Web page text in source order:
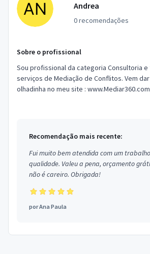
Andrea
0 recomendações
Sobre o profissional
Sou profissional da categoria Consultoria e
serviços de Mediação de Conflitos. Vem dar
olhadinha no meu site :
Recomendação mais recente:
Fui muito bem atendida com um
qualidade. Valeu a pena, orçamento
não é careiro. Obrigada!
porAna Paula